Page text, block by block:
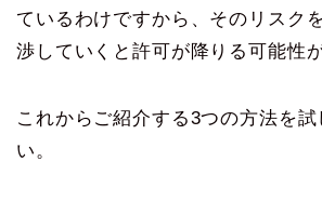
ているわけですから、そのリスク
渉していくと許可が降りる可能性
これからご紹介する3つの方法を試
い。